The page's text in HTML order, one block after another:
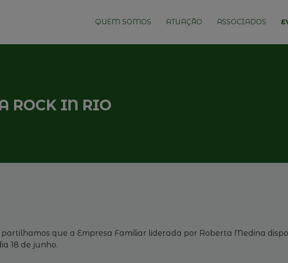
QUEM SOMOS ATUAÇÃO ASSOCIADOS
ROCK IN RIO
que a Empresa Familiar liderada por Roberta Medina
18 de junho.